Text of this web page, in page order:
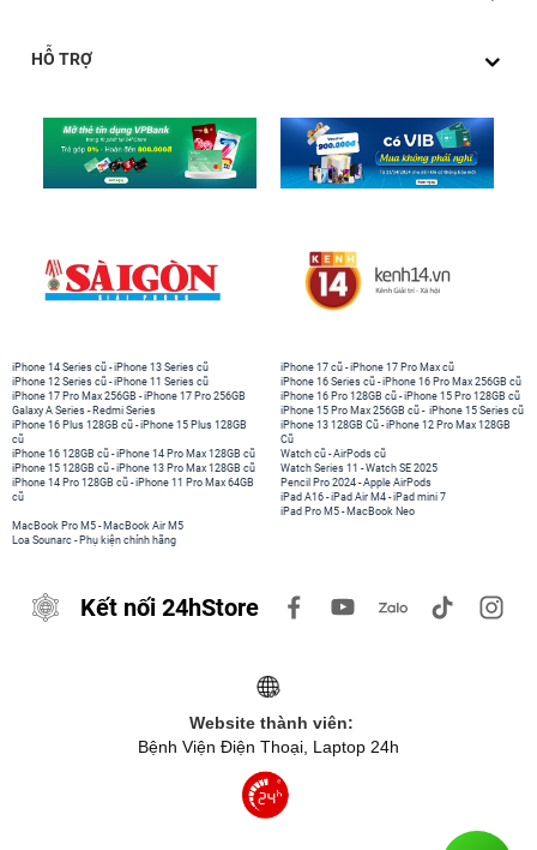
HỖ TRỢ
iPhone 14 Series cũ -iPhone 13 Series cũ
iPhone 12 Series cũ -iPhone 11 Series cũ
iPhone 17 Pro Max 256GB -iPhone 17 Pro 256GB
Galaxy A Series - Redmi Series
iPhone 17 cũ -iPhone 17 Pro Max cũ
iPhone 16 Series cũ - iPhone 16 Pro Max 256GB cũ
iPhone 16 Pro 128GB cũ -iPhone 15 Pro 128GB cũ
iPhone 15 Pro Max 256GB cũ - iPhone 15 Series cũ
iPhone 16 Plus 128GB cũ -iPhone 15 Plus 128GB
cũ
iPhone 16 128GB cũ -iPhone 14 Pro Max 128GB cũ
iPhone 15 128GB cũ -iPhone 13 Pro Max 128GB cũ
iPhone 14 Pro 128GB cũ -iPhone 11 Pro Max 64GB
cũ
iPhone 13 128GB Cũ -iPhone 12 Pro Max 128GB
Cũ
Watch cũ -AirPods cũ
Watch Series 11 -Watch SE 2025
Pencil Pro 2024 -Apple AirPods
iPad A16 -iPad Air M4 -iPad mini 7
iPad Pro M5 - MacBook Neo
MacBook Pro M5 - MacBook Air M5
Loa Sounarc - Phụ kiện chính hãng
Kết nối 24hStore
Website thành viên:
Bệnh Viện Điện Thoại, Laptop 24h